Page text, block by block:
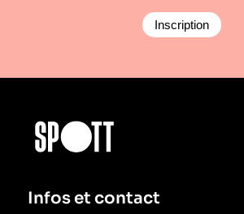
Infos et contact